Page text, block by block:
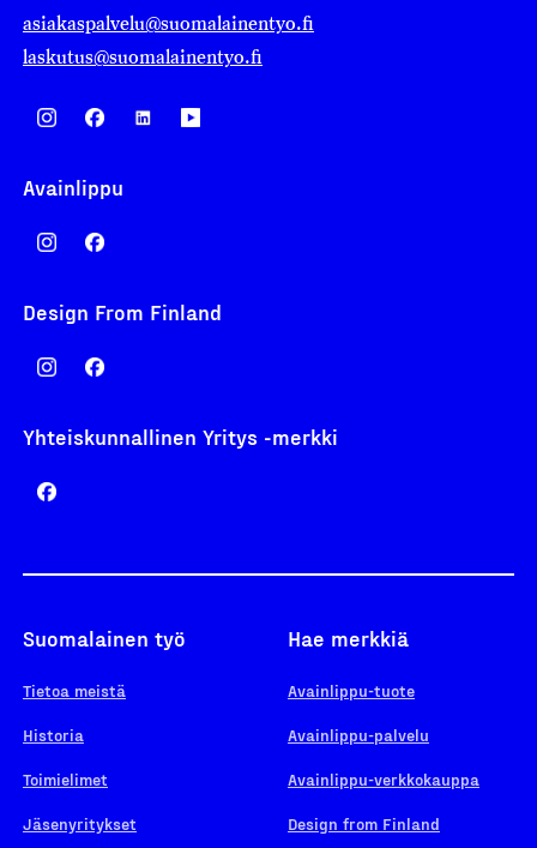
asiakaspalvelu@suomalainentyo.fi
laskutus@suomalainentyo.fi
Avainlippu
Design From Finland
Yhteiskunnallinen Yritys -merkki
Suomalainen työ
Tietoa meistä
Historia
Toimielimet
Jäsenyritykset
Hae merkkiä
Avainlippu-tuote
Avainlippu-palvelu
Avainlippu-verkkokauppa
Design from Finland